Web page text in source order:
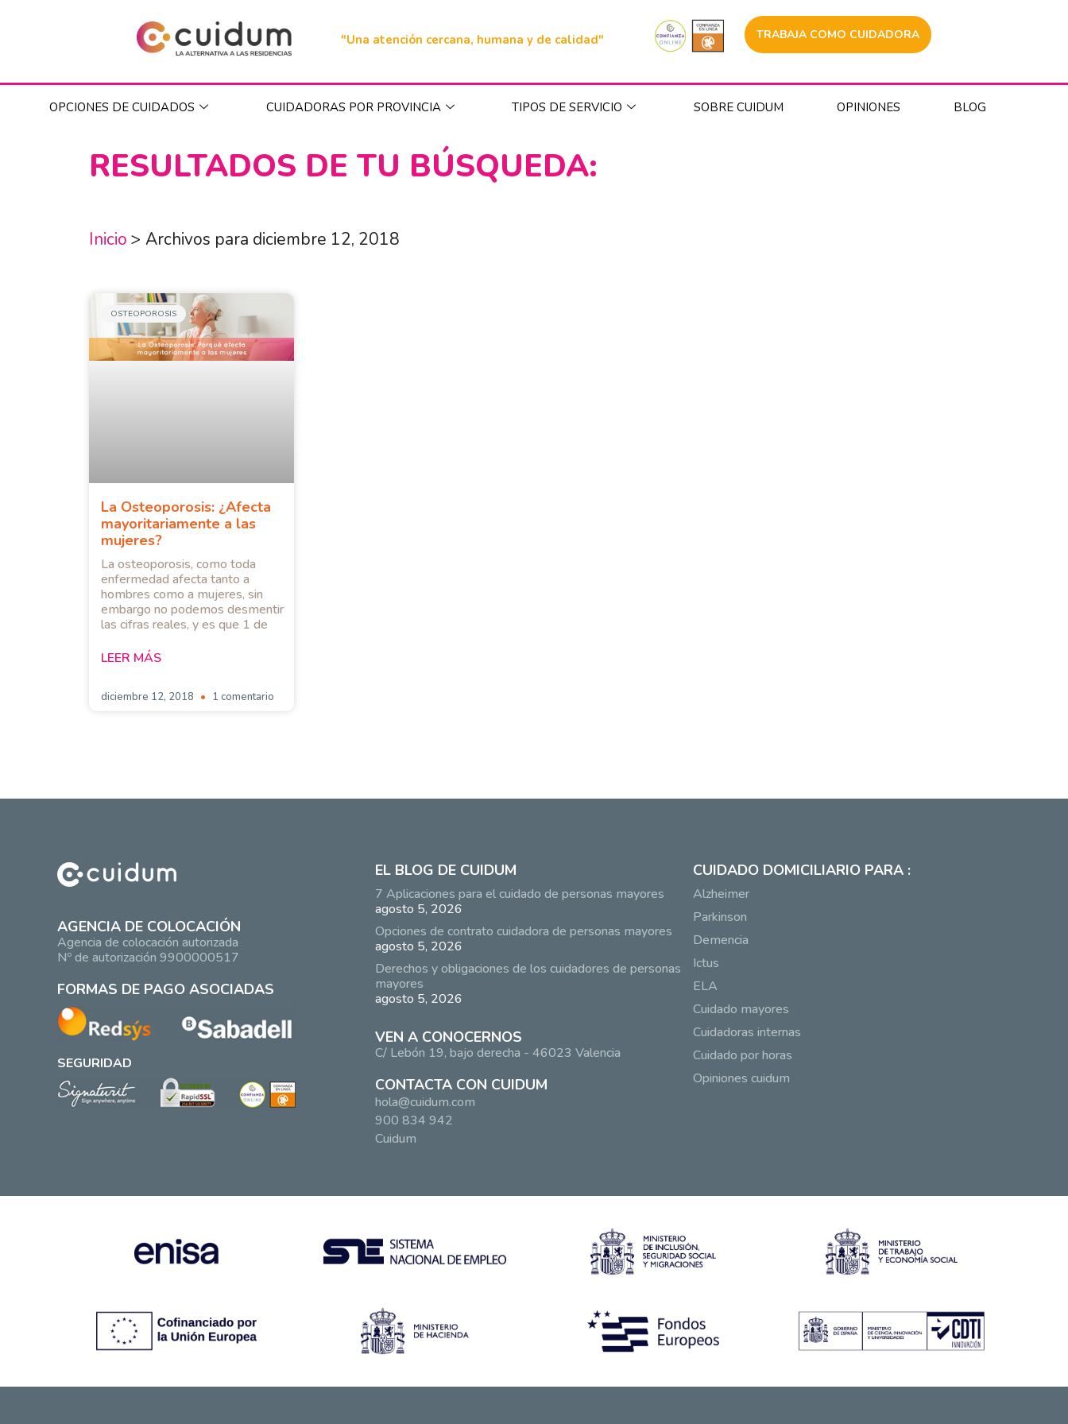
"Una atención cercana, humana y de calidad" TRABAJA COMO CUIDADORA
OPCIONES DE CUIDADOS CUIDADORAS POR PROVINCIA TIPOS DE SERVICIO SOBRE CUIDUM OPINIONES BLOG
RESULTADOS DE TU BÚSQUEDA:
Inicio > Archivos para diciembre 12, 2018
OSTEOPOROSIS
La Osteoporosis: ¿Afecta
mayoritariamente a las
mujeres?
La osteoporosis, como toda
enfermedad afecta tanto a
hombres como a mujeres, sin
embargo no podemos desmentir
las cifras reales, y es que 1 de
LEER MÁS
diciembre 12, 2018 1 comentario
AGENCIA DE COLOCACIÓN
Agencia de colocación autorizada
Nº de autorización 9900000517
FORMAS DE PAGO ASOCIADAS
SEGURIDAD
EL BLOG DE CUIDUM
7 Aplicaciones para el cuidado de personas mayores
agosto 5, 2026
Opciones de contrato cuidadora de personas mayores
agosto 5, 2026
Derechos y obligaciones de los cuidadores de personas
mayores
agosto 5, 2026
VEN A CONOCERNOS
C/ Lebón 19, bajo derecha - 46023 Valencia
CONTACTA CON CUIDUM
hola@cuidum.com
900 834 942
Cuidum
CUIDADO DOMICILIARIO PARA :
Alzheimer
Parkinson
Demencia
Ictus
ELA
Cuidado mayores
Cuidadoras internas
Cuidado por horas
Opiniones cuidum